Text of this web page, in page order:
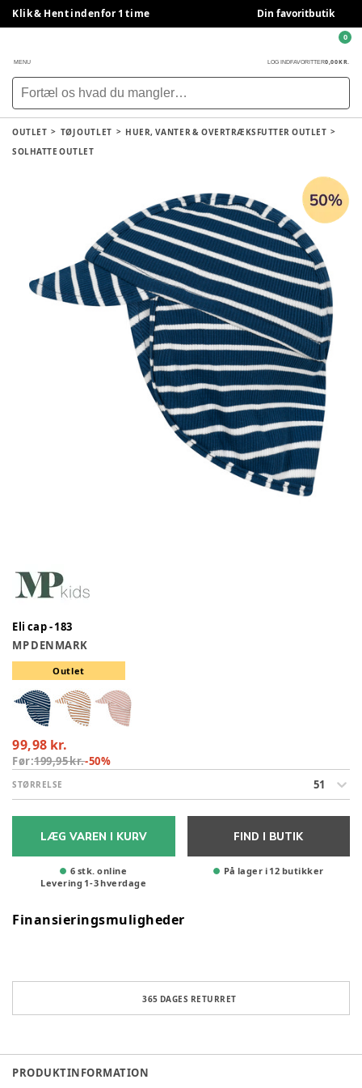
Klik & Hent indenfor 1 time Din favoritbutik
MENU LOG INDFAVORITTER0,00 KR.
0
OUTLET TØJ OUTLET
HUER, VANTER & OVERTRÆKSFUTTER OUTLET
SOLHATTE OUTLET
Eli cap - 183
MP DENMARK
Outlet
99,98 kr.
Før:199,95 kr.-50%
STØRRELSE 51
LÆG VAREN I KURV
6 stk. online
Levering 1-3hverdage
FIND I BUTIK
På lager i 12 butikker
Finansieringsmuligheder
365 DAGES RETURRET
PRODUKTINFORMATION